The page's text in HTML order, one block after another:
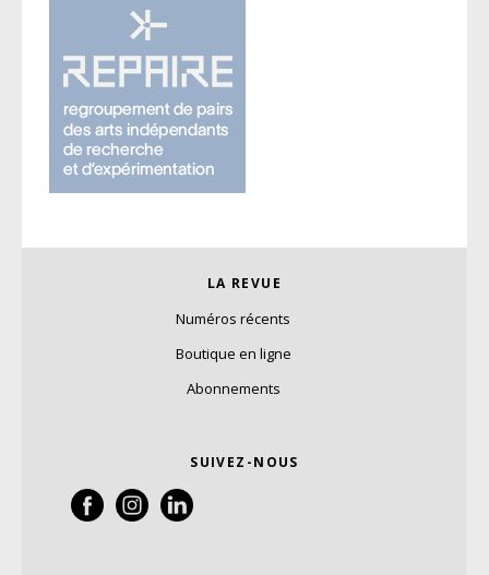
LA REVUE
Numéros récents
Boutique en ligne
Abonnements
SUIVEZ-NOUS